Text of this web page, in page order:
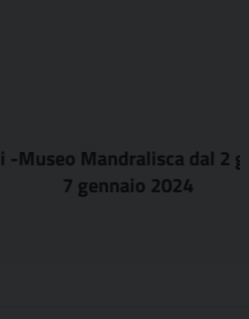
dal 2 giugno al
7 gennaio 2024